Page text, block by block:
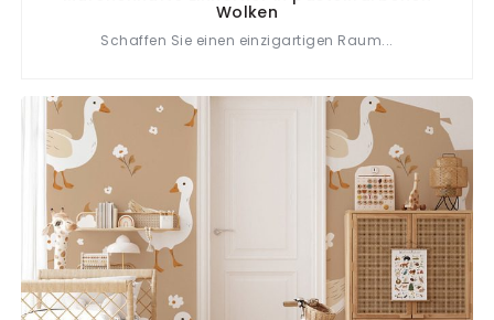
Wolken
Schaffen Sie einen einzigartigen Raum...